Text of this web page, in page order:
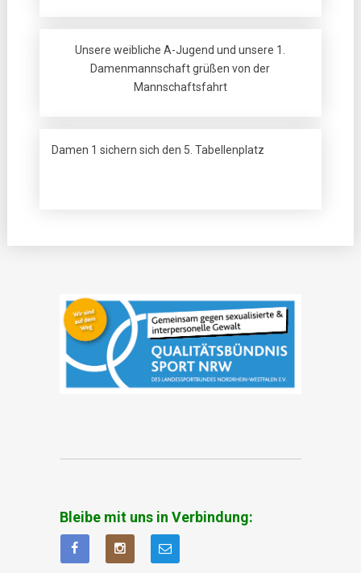
Unsere weibliche A-Jugend und unsere 1.
Damenmannschaft grüßen von der
Mannschaftsfahrt
Damen 1 sichern sich den 5. Tabellenplatz
Bleibe mit uns in Verbindung: